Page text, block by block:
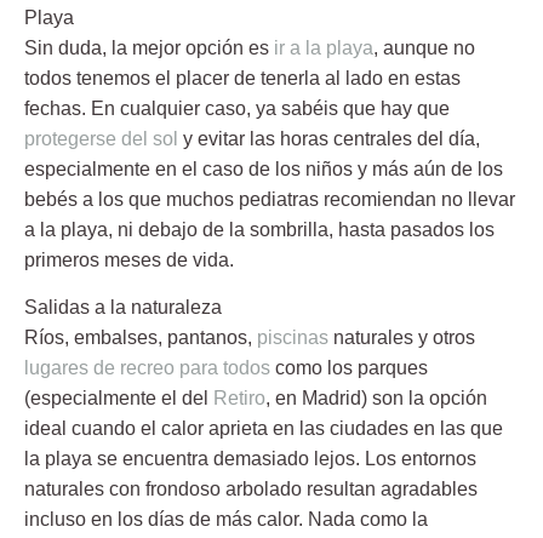
Playa
Sin duda, la mejor opción es ir a la playa, aunque no
todos tenemos el placer de tenerla al lado en estas
fechas. En cualquier caso, ya sabéis que hay que
protegerse del sol y evitar las horas centrales del día,
especialmente en el caso de los niños y más aún de los
bebés a los que muchos pediatras recomiendan no llevar
a la playa, ni debajo de la sombrilla, hasta pasados los
primeros meses de vida.
Salidas a la naturaleza
Ríos, embalses, pantanos, piscinas naturales y otros
lugares de recreo para todos como los parques
(especialmente el del
Retiro, en Madrid) son la opción
ideal cuando el calor aprieta en las ciudades en las que
la playa se encuentra demasiado lejos. Los entornos
naturales con frondoso arbolado resultan agradables
incluso en los días de más calor. Nada como la